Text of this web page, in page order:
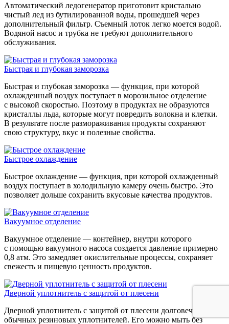
Автоматический ледогенератор приготовит кристально
чистый лед из бутилированной воды, прошедшей через
дополнительный фильтр. Съемный лоток легко моется водой.
Водяной насос и трубка не требуют дополнительного
обслуживания.
Быстрая и глубокая заморозка
Быстрая и глубокая заморозка — функция, при которой
охлажденный воздух поступает в морозильное отделение
с высокой скоростью. Поэтому в продуктах не образуются
кристаллы льда, которые могут повредить волокна и клетки.
В результате после размораживания продукты сохраняют
свою структуру, вкус и полезные свойства.
Быстрое охлаждение
Быстрое охлаждение — функция, при которой охлажденный
воздух поступает в холодильную камеру очень быстро. Это
позволяет дольше сохранить вкусовые качества продуктов.
Вакуумное отделение
Вакуумное отделение — контейнер, внутри которого
с помощью вакуумного насоса создается давление примерно
0,8 атм. Это замедляет окислительные процессы, сохраняет
свежесть и пищевую ценность продуктов.
Дверной уплотнитель с защитой от плесени
Дверной уплотнитель с защитой от плесени долговечнее
обычных резиновых уплотнителей. Его можно мыть без